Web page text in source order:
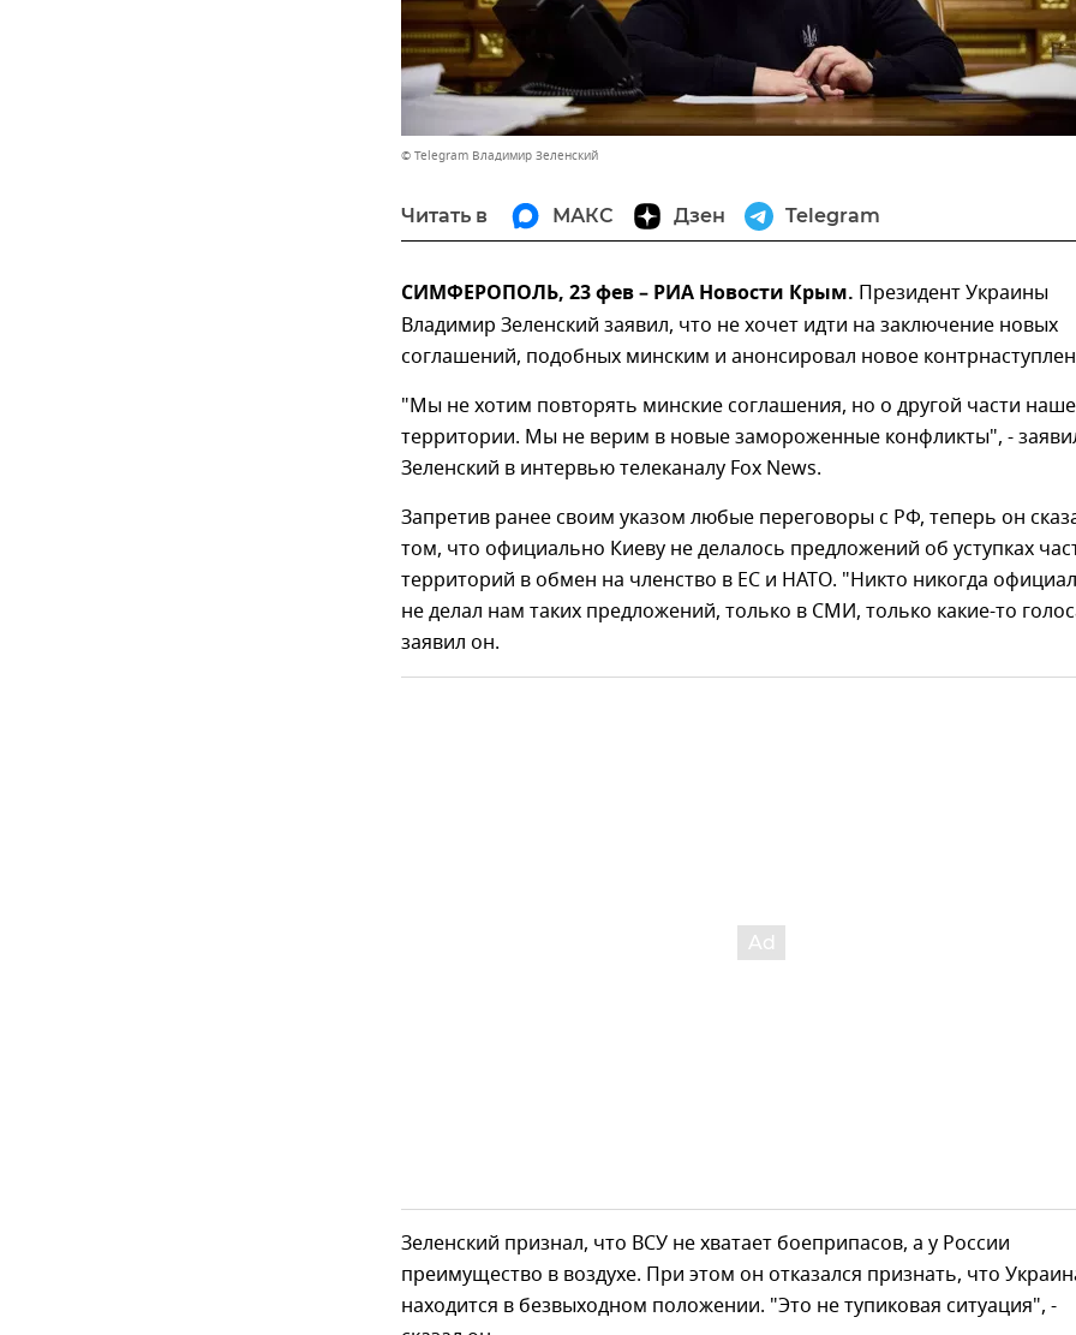
© Telegram Владимир Зеленский
Читать в МАКС Дзен Telegram
СИМФЕРОПОЛЬ, 23 фев – РИА Новости Крым. Президент Украины
Владимир Зеленский заявил, что не хочет идти на заключение новых
соглашений, подобных минским и анонсировал новое
"Мы не хотим повторять минские соглашения, но о другой части
территории. Мы не верим в новые замороженные конфликты", -
Зеленский в интервью телеканалу Fox News.
Запретив ранее своим указом любые переговоры с РФ, теперь он
том, что официально Киеву не делалось предложений об уступках
территорий в обмен на членство в ЕС и НАТО. "Никто никогда
не делал нам таких предложений, только в СМИ, только какие-то
заявил он.
Зеленский признал, что ВСУ не хватает боеприпасов, а у России
преимущество в воздухе. При этом он отказался признать, что
находится в безвыходном положении. "Это не тупиковая ситуация", -